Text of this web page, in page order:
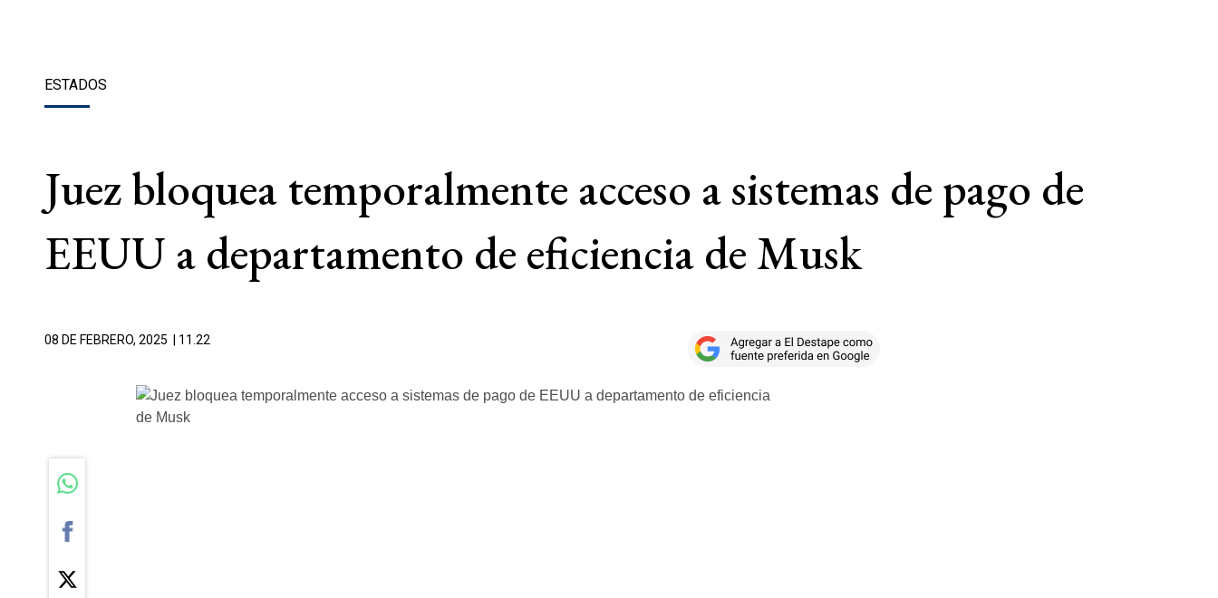
ESTADOS
Juez bloquea temporalmente acceso a sistemas de pago de
EEUU a departamento de eficiencia de Musk
08 DE FEBRERO, 2025 | 11.22